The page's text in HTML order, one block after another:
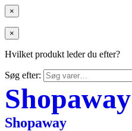
×
×
Hvilket produkt leder du efter?
Søg efter:
Shopaway
Shopaway